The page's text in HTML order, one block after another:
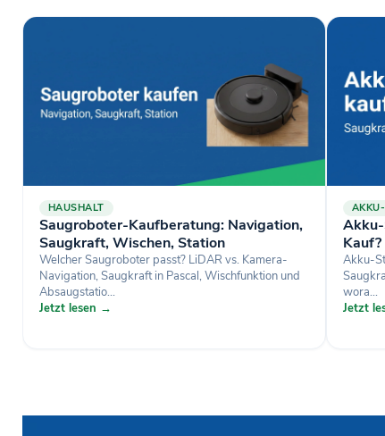
HAUSHALT
Saugroboter-Kaufberatung: Navigation,
Saugkraft, Wischen, Station
Welcher Saugroboter passt? LiDAR vs. Kamera-
Navigation, Saugkraft in Pascal, Wischfunktion und
Absaugstatio...
Jetzt lesen →
Kauf?
Akku-
wora...
Jetzt